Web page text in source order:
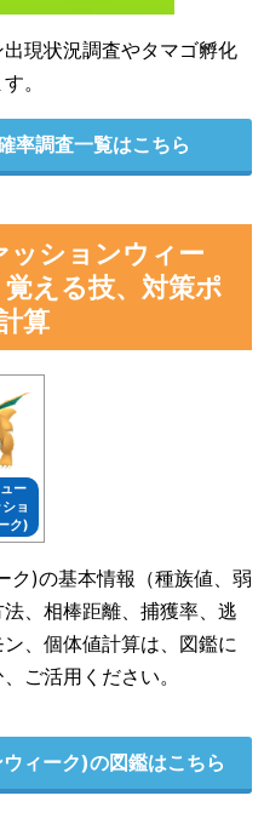
現状況調査やタマゴ孵化
。
率調査一覧はこちら
ッションウィー
える技、対策ポ
算
ー
ョ
ク)
ク)の基本情報（種族値、弱
、相棒距離、捕獲率、逃
、個体値計算は、図鑑に
ご活用ください。
ィーク)の図鑑はこちら